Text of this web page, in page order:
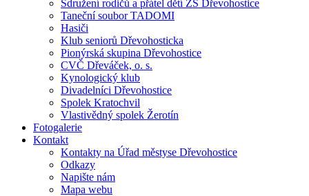
Sdružení rodičů a přátel dětí ZŠ Dřevohostice
Taneční soubor TADOMI
Hasiči
Klub seniorů Dřevohosticka
Pionýrská skupina Dřevohostice
CVČ Dřeváček, o. s.
Kynologický klub
Divadelníci Dřevohostice
Spolek Kratochvil
Vlastivědný spolek Žerotín
Fotogalerie
Kontakt
Kontakty na Úřad městyse Dřevohostice
Odkazy
Napište nám
Mapa webu